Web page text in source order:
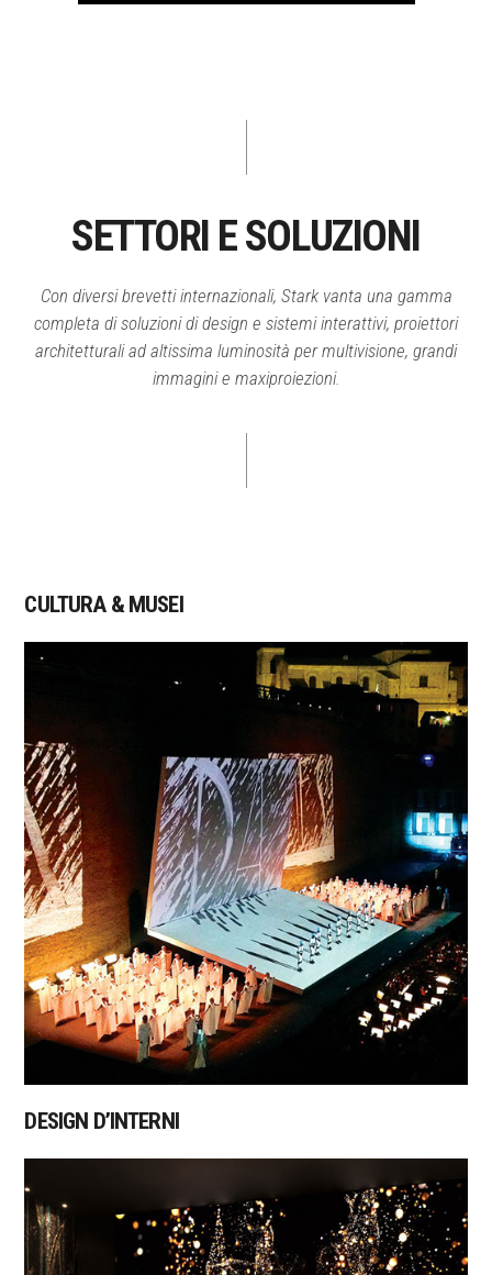
SETTORI E SOLUZIONI
Con diversi brevetti internazionali, Stark vanta una gamma
completa di soluzioni di design e sistemi interattivi, proiettori
architetturali ad altissima luminosità per multivisione, grandi
immagini e maxiproiezioni.
CULTURA & MUSEI
DESIGN D’INTERNI